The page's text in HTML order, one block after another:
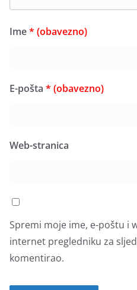
Ime* (obavezno)
E-pošta * (obavezno)
Web-stranica
Spremi moje ime, e-poštu i
internet pregledniku za
komentirao.